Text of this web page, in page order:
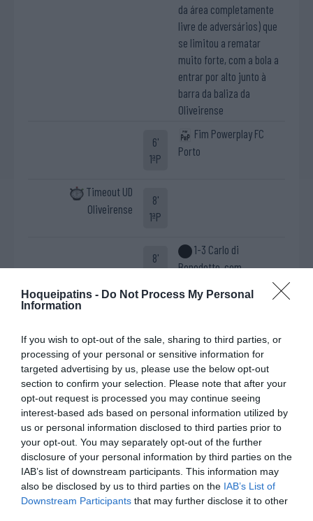
Hoqueipatins - Do Not Process My Personal
Information
If you wish to opt-out of the sale, sharing to third parties, or
processing of your personal or sensitive information for
targeted advertising by us, please use the below opt-out
section to confirm your selection. Please note that after your
opt-out request is processed you may continue seeing
interest-based ads based on personal information utilized by
us or personal information disclosed to third parties prior to
your opt-out. You may separately opt-out of the further
disclosure of your personal information by third parties on the
IAB’s list of downstream participants. This information may
also be disclosed by us to third parties on the IAB’s List of
Downstream Participants that may further disclose it to other
da área completamente
livre de adversários) que
se limitou a rematar
muito forte, com a bola a
entrar por alto junto à
barra da baliza da
Oliveirense
6'
1ªP
Fim Powerplay FC
Porto
Timeout UD
Oliveirense
8'
1ªP
8'
1-3 Carlo di
Benedetto, com
"Rafa" Costa
golo com remate forte
ressaltando a bola de
novo para ele que fez
novo remate que embate
no corpo de Bruno Di
Benedetto e ressalta
para "Rafa" Costa, no
centro da área, e este,
com um toque de classe,
faz o passe para Carlo Di
Benedetto, ao segundo